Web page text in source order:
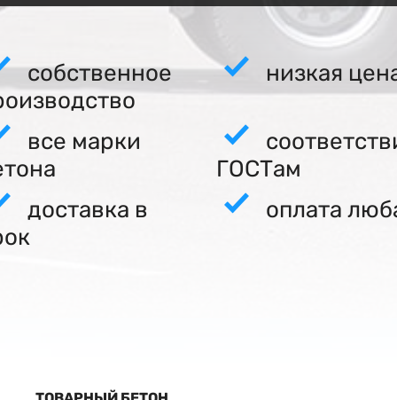
собственное
низкая
все марки
ГОСТам
доставка в
оплата